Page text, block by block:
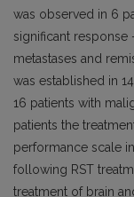
was observed in 6
significant response
metastases and
was established in
16 patients with
patients the
performance scale
following RST
treatment of brain